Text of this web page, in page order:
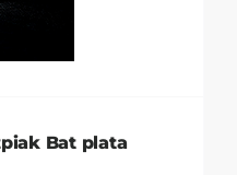
Bat plata